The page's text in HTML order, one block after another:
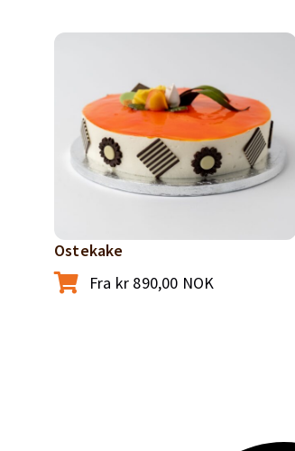
Ostekake
Fra kr 890,00 NOK